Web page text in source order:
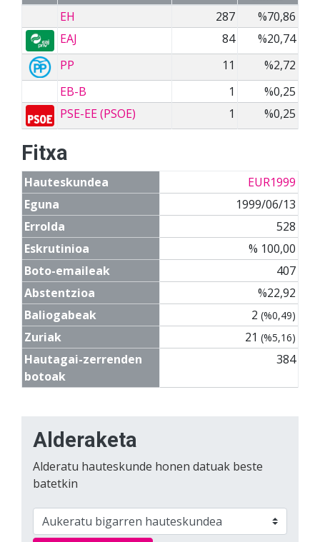
EH
287
%70,86
EAJ
84
%20,74
PP
11
%2,72
EB-B
1
%0,25
PSE-EE (PSOE)
1 %0,25
Fitxa
Hauteskundea
EUR1999
Eguna
1999/06/13
Errolda
528
Eskrutinioa
% 100,00
Boto-emaileak
407
Abstentzioa
%22,92
Baliogabeak
2 (%0,49)
Zuriak 21 (%5,16)
Hautagai-zerrenden
botoak
384
Alderaketa
Alderatu hauteskunde honen datuak beste
batetkin